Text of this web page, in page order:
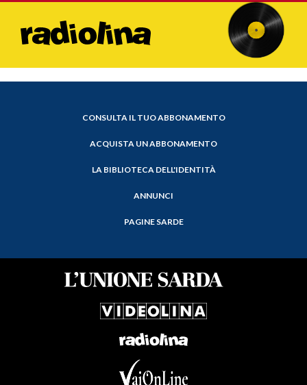
CONSULTA IL TUO ABBONAMENTO
ACQUISTA UN ABBONAMENTO
LA BIBLIOTECA DELL'IDENTITÀ
ANNUNCI
PAGINE SARDE